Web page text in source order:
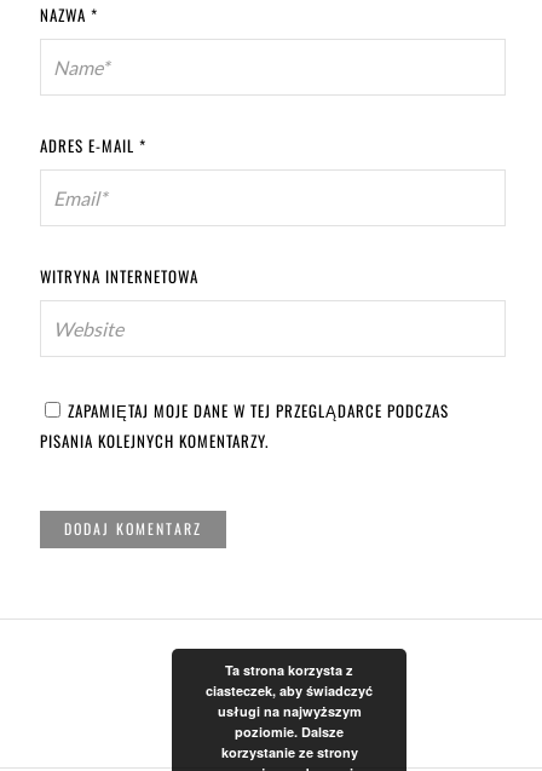
NAZWA *
ADRES E-MAIL *
WITRYNA INTERNETOWA
ZAPAMIĘTAJ MOJE DANE W TEJ PRZEGLĄDARCE PODCZAS
PISANIA KOLEJNYCH KOMENTARZY.
Ta strona korzysta z
ciasteczek, aby świadczyć
usługi na najwyższym
poziomie. Dalsze
korzystanie ze strony